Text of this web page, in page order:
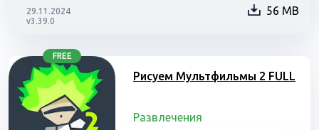
29.11.2024
v3.39.0
56 MB
FREE
Рисуем Мультфильмы 2 FULL
Развлечения